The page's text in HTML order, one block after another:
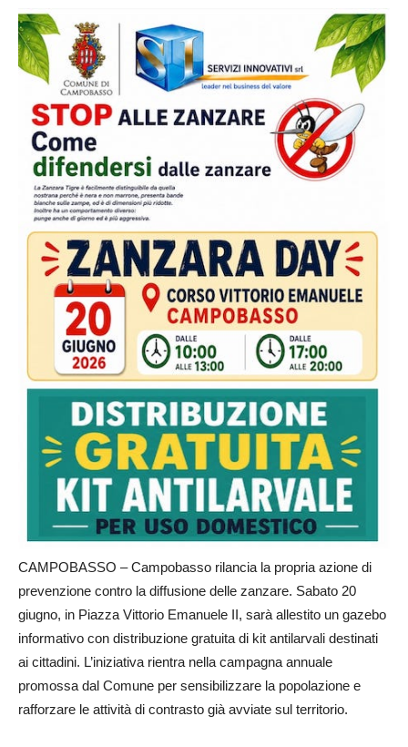
CAMPOBASSO – Campobasso rilancia la propria azione di
prevenzione contro la diffusione delle zanzare. Sabato 20
giugno, in Piazza Vittorio Emanuele II, sarà allestito un gazebo
informativo con distribuzione gratuita di kit antilarvali destinati
ai cittadini. L’iniziativa rientra nella campagna annuale
promossa dal Comune per sensibilizzare la popolazione e
rafforzare le attività di contrasto già avviate sul territorio.